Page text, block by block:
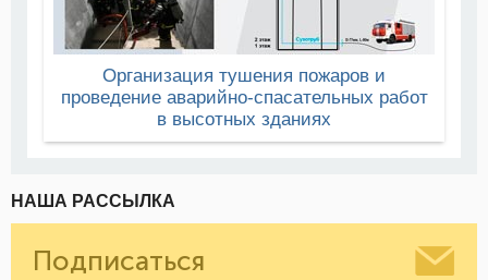
Организация тушения пожаров и
проведение аварийно-спасательных работ
в высотных зданиях
НАША РАССЫЛКА
Подписаться